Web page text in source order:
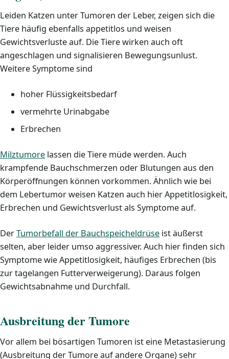
Leiden Katzen unter Tumoren der Leber, zeigen sich die
Tiere häufig ebenfalls appetitlos und weisen
Gewichtsverluste auf. Die Tiere wirken auch oft
angeschlagen und signalisieren Bewegungsunlust.
Weitere Symptome sind
hoher Flüssigkeitsbedarf
vermehrte Urinabgabe
Erbrechen
Milztumore lassen die Tiere müde werden. Auch
krampfende Bauchschmerzen oder Blutungen aus den
Körperöffnungen können vorkommen. Ähnlich wie bei
dem Lebertumor weisen Katzen auch hier Appetitlosigkeit,
Erbrechen und Gewichtsverlust als Symptome auf.
DerTumorbefall der Bauchspeicheldrüse ist äußerst
selten, aber leider umso aggressiver. Auch hier finden sich
Symptome wie Appetitlosigkeit, häufiges Erbrechen (bis
zur tagelangen Futterverweigerung). Daraus folgen
Gewichtsabnahme und Durchfall.
Ausbreitung der Tumore
Vor allem bei bösartigen Tumoren ist eine Metastasierung
(Ausbreitung der Tumore auf andere Organe) sehr